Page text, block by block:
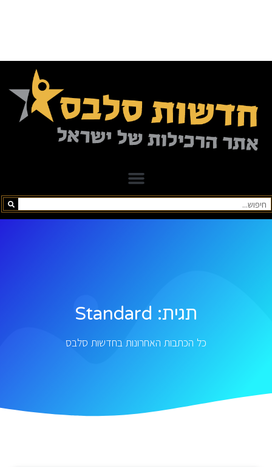
תגית: Standard
כל הכתבות האחרונות בחדשות סלבס